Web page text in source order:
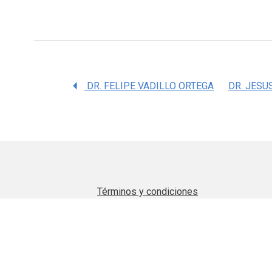
DR. FELIPE VADILLO ORTEGA
Términos y condiciones